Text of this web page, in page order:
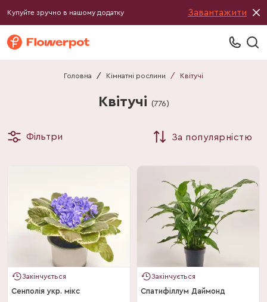
Купуйте зручно в нашому додатку Завантажити
Головна / Кімнатні рослини / Квітучі
Квітучі (776)
Фільтри За популярністю
Закінчується
Сенполія укр. мікс
Закінчується
Спатифіллум Даймонд